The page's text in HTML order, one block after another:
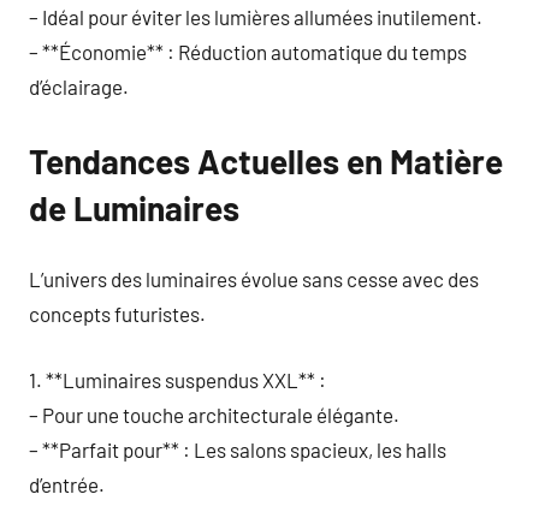
– Idéal pour éviter les lumières allumées inutilement.
– **Économie** : Réduction automatique du temps
d’éclairage.
Tendances Actuelles en Matière
de Luminaires
L’univers des luminaires évolue sans cesse avec des
concepts futuristes.
1. **Luminaires suspendus XXL** :
– Pour une touche architecturale élégante.
– **Parfait pour** : Les salons spacieux, les halls
d’entrée.